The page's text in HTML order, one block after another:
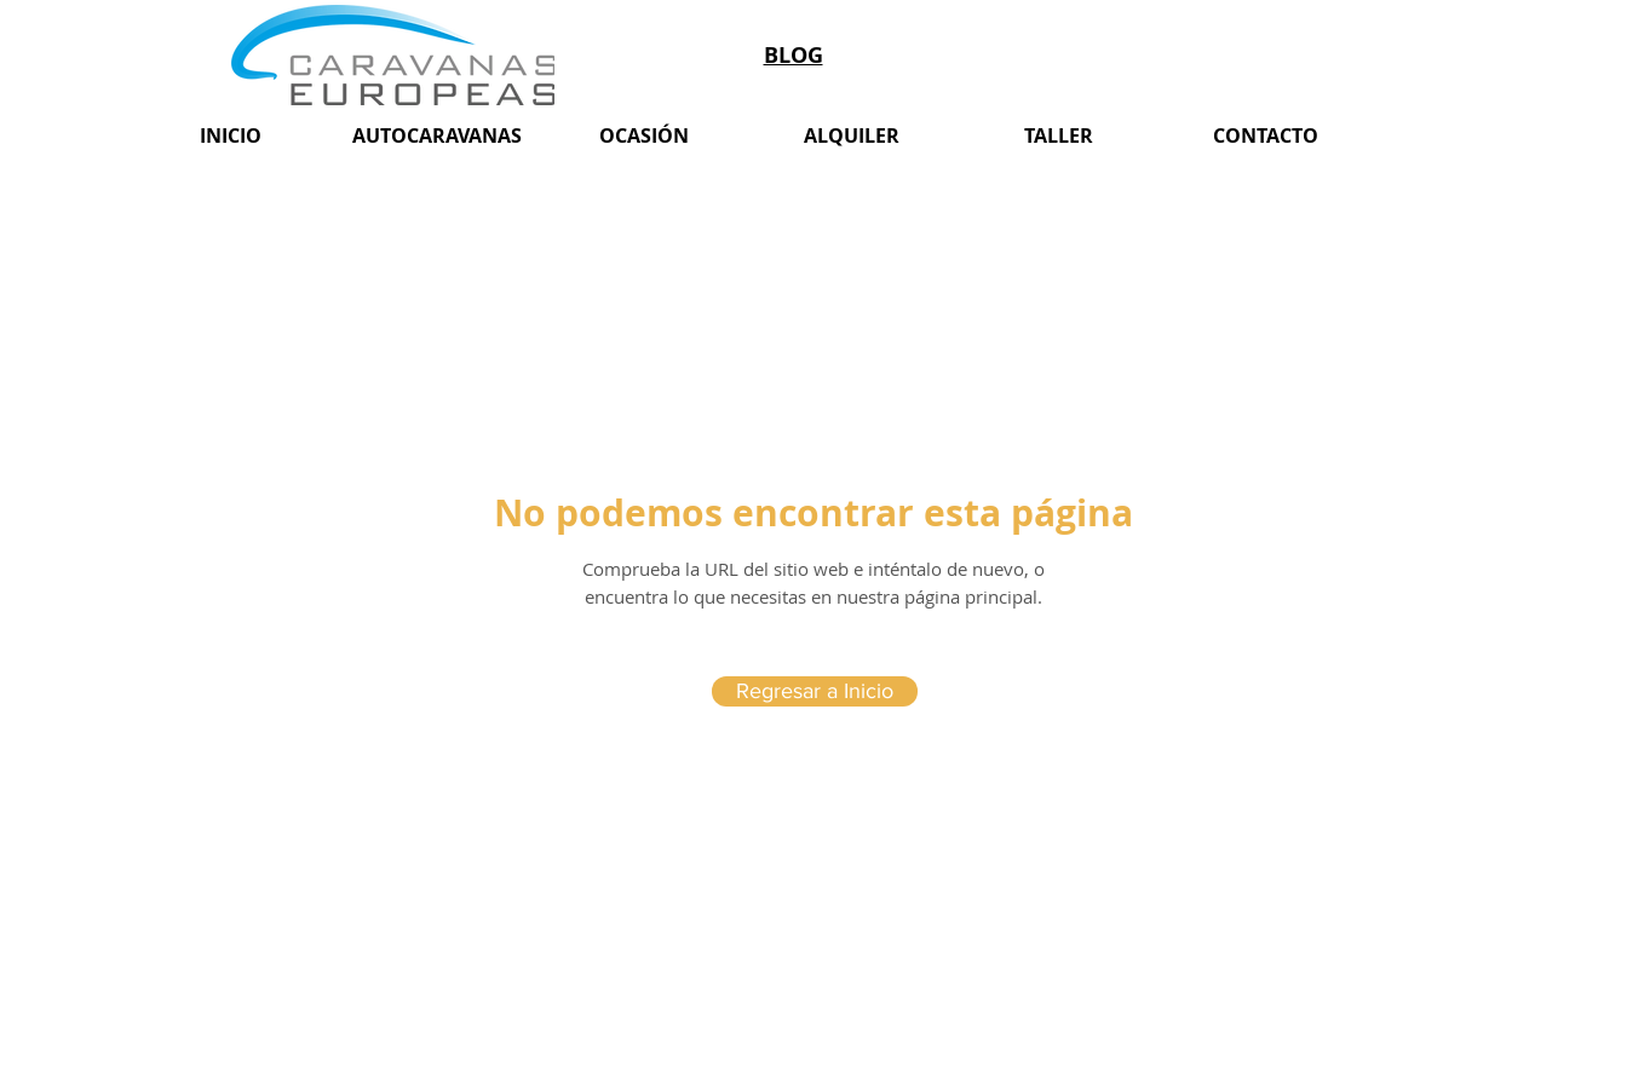
BLOG
INICIO AUTOCARAVANAS OCASIÓN ALQUILER TALLER CONTACTO
No podemos encontrar esta página
Comprueba la URL del sitio web e inténtalo de nuevo, o
encuentra lo que necesitas en nuestra página principal.
Regresar a Inicio